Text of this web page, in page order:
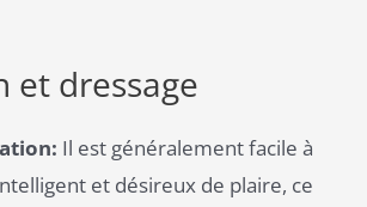
et dressage
Il est généralement facile à
et désireux de plaire, ce